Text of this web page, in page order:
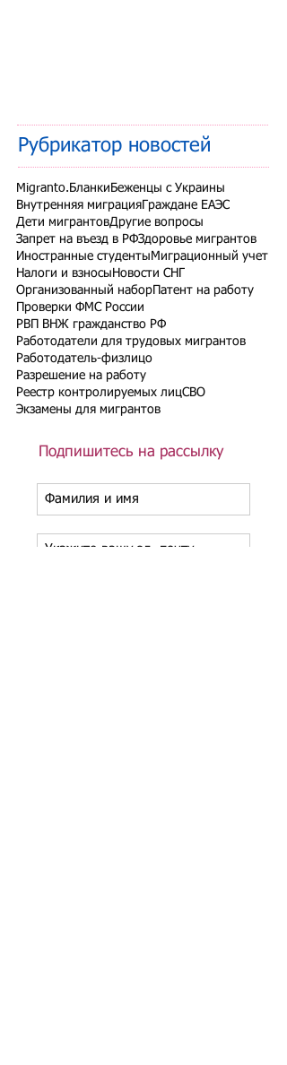
Рубрикатор новостей
Migranto.Бланки Беженцы с Украины
Внутренняя миграцияГраждане ЕАЭС
Дети мигрантовДругие вопросы
Запрет на въезд в РФЗдоровье мигрантов
Иностранные студенты Миграционный учет
Налоги и взносы Новости СНГ
Организованный наборПатент на работу
Проверки ФМС России
РВП ВНЖ гражданство РФ
Работодатели для трудовых мигрантов
Работодатель-физлицо
Разрешение на работу
Реестр контролируемых лицСВО
Экзамены для мигрантов
Подпишитесь на рассылку